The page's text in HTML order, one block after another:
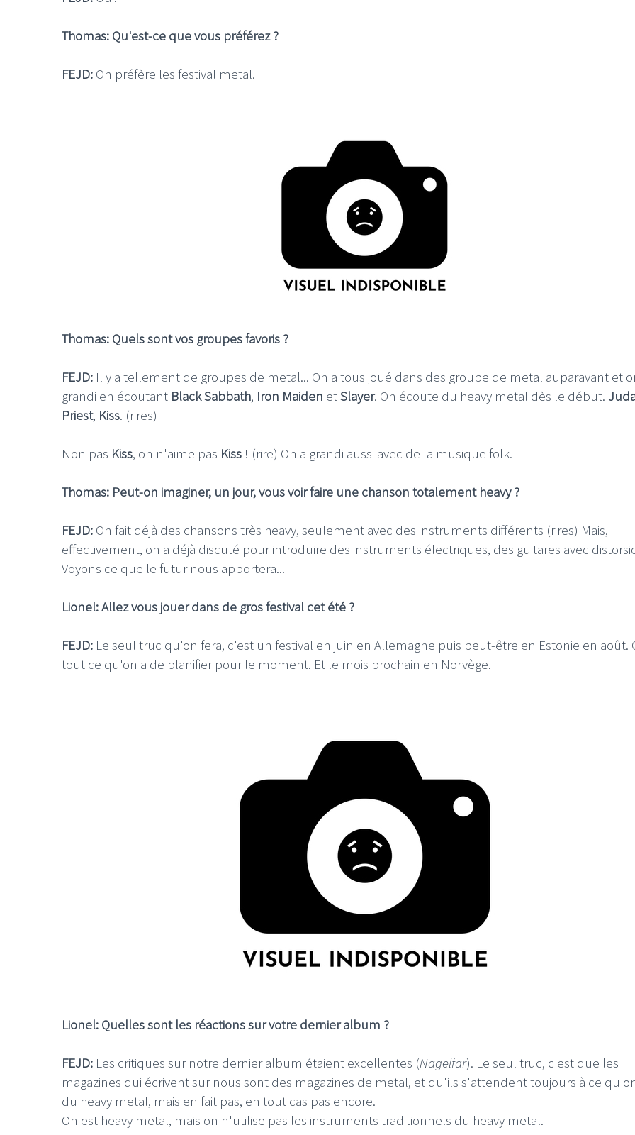
Thomas: Qu'est-ce que vous préférez ?
FEJD: On préfère les festival metal.
Thomas: Quels sont vos groupes favoris ?
FEJD: Il y a tellement de groupes de metal... On a tous joué dans des groupe de metal auparavant et
grandi en écoutant Black Sabbath, Iron Maiden etSlayer. On écoute du heavy metal dès le début.
Priest, Kiss. (rires)
Non pas Kiss, on n'aime pas Kiss ! (rire) On a grandi aussi avec de la musique folk.
Thomas: Peut-on imaginer, un jour, vous voir faire une chanson totalement heavy ?
FEJD: On fait déjà des chansons très heavy, seulement avec des instruments différents (rires) Mais,
effectivement, on a déjà discuté pour introduire des instruments électriques, des guitares avec
Voyons ce que le futur nous apportera...
Lionel: Allez vous jouer dans de gros festival cet été ?
FEJD: Le seul truc qu'on fera, c'est un festival en juin en Allemagne puis peut-être en Estonie en août.
tout ce qu'on a de planifier pour le moment. Et le mois prochain en Norvège.
Lionel: Quelles sont les réactions sur votre dernier album ?
FEJD: Les critiques sur notre dernier album étaient excellentes (Nagelfar). Le seul truc, c'est que les
magazines qui écrivent sur nous sont des magazines de metal, et qu'ils s'attendent toujours à ce
du heavy metal, mais en fait pas, en tout cas pas encore.
On est heavy metal, mais on n'utilise pas les instruments traditionnels du heavy metal.